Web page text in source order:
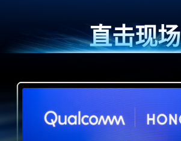
直击现场